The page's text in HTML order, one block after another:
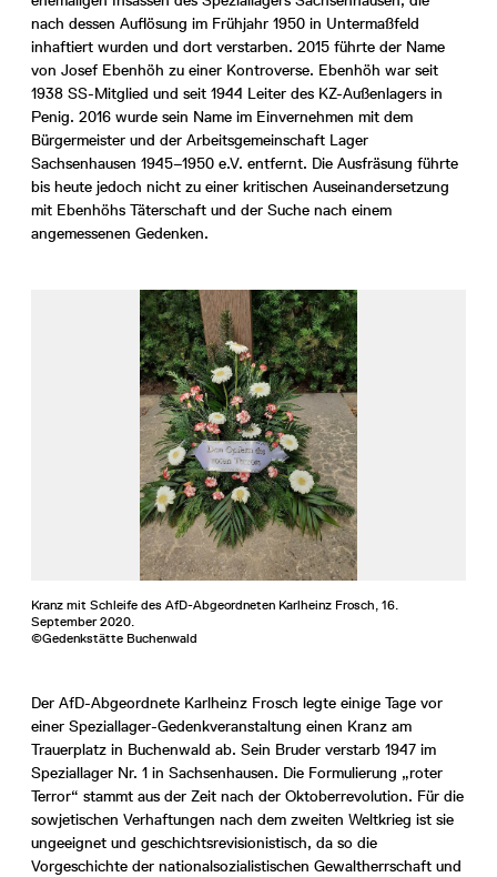
nach dessen Auflösung im Frühjahr 1950 in Untermaßfeld
inhaftiert wurden und dort verstarben. 2015 führte der Name
von Josef Ebenhöh zu einer Kontroverse. Ebenhöh war seit
1938 SS-Mitglied und seit 1944 Leiter des KZ-Außenlagers in
Penig. 2016 wurde sein Name im Einvernehmen mit dem
Bürgermeister und der Arbeitsgemeinschaft Lager
Sachsenhausen 1945–1950 e.V. entfernt. Die Ausfräsung führte
bis heute jedoch nicht zu einer kritischen Auseinandersetzung
mit Ebenhöhs Täterschaft und der Suche nach einem
angemessenen Gedenken.
Kranz mit Schleife des AfD-Abgeordneten Karlheinz Frosch, 16.
September 2020.
©Gedenkstätte Buchenwald
Der AfD-Abgeordnete Karlheinz Frosch legte einige Tage vor
einer Speziallager-Gedenkveranstaltung einen Kranz am
Trauerplatz in Buchenwald ab. Sein Bruder verstarb 1947 im
Speziallager Nr. 1 in Sachsenhausen. Die Formulierung „roter
Terror“ stammt aus der Zeit nach der Oktoberrevolution. Für die
sowjetischen Verhaftungen nach dem zweiten Weltkrieg ist sie
ungeeignet und geschichtsrevisionistisch, da so die
Vorgeschichte der nationalsozialistischen Gewaltherrschaft und